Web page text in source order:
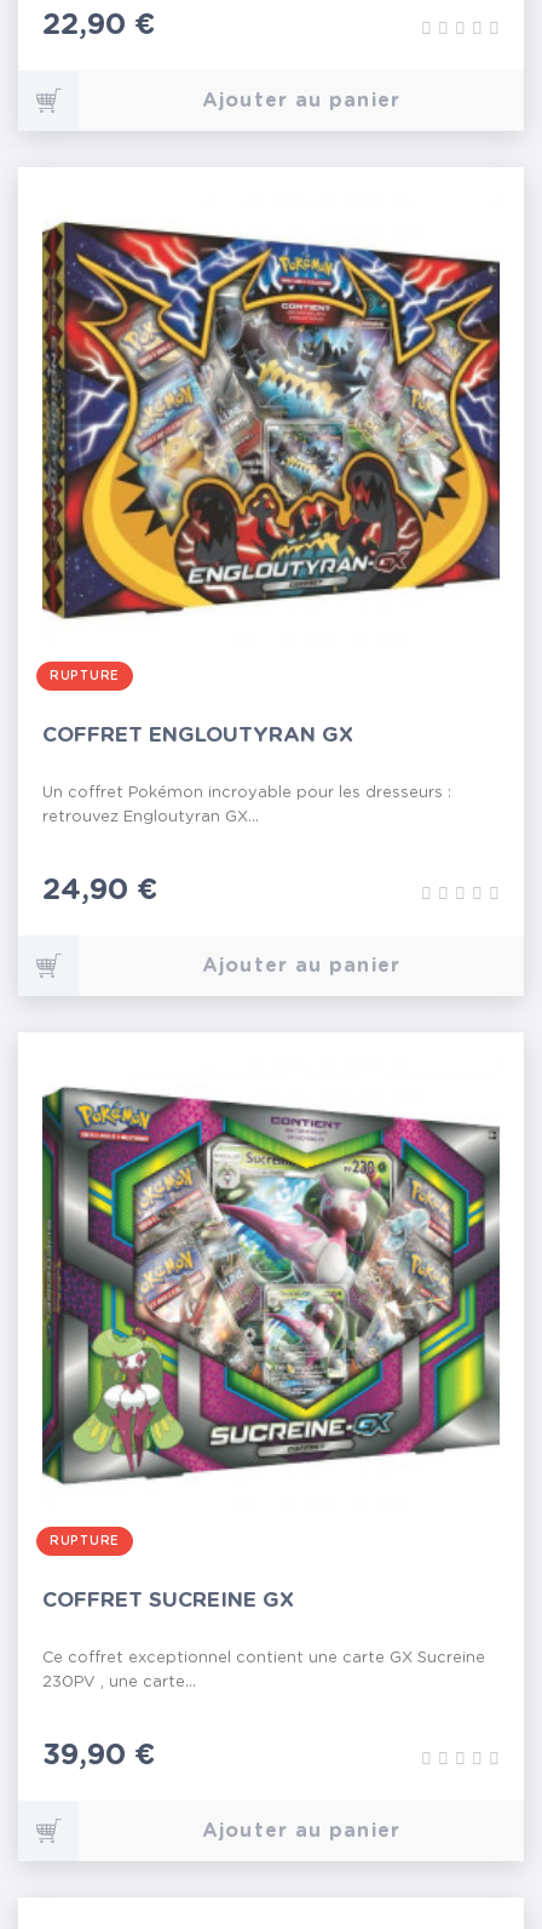
Prix
22,90 €
Ajouter au panier
RUPTURE
COFFRET ENGLOUTYRAN GX
Un coffret Pokémon incroyable pour les dresseurs :
retrouvez Engloutyran GX...
Prix
24,90 €
Ajouter au panier
RUPTURE
COFFRET SUCREINE GX
Ce coffret exceptionnel contient une carte GX Sucreine
230PV , une carte...
Prix
39,90 €
Ajouter au panier